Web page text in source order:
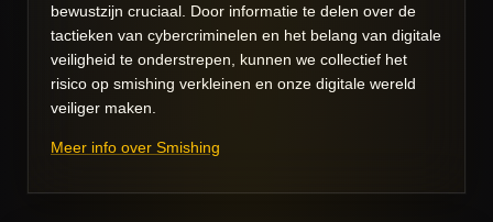
bewustzijn cruciaal. Door informatie te delen over de
tactieken van cybercriminelen en het belang van digitale
veiligheid te onderstrepen, kunnen we collectief het
risico op smishing verkleinen en onze digitale wereld
veiliger maken.
Meer info over Smishing